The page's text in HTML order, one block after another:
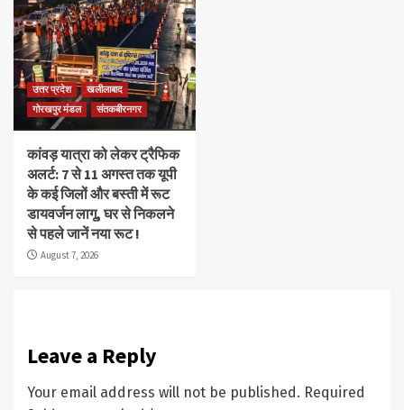
उत्तर प्रदेश
खलीलाबाद
गोरखपुर मंडल
संतकबीरनगर
कांवड़ यात्रा को लेकर ट्रैफिक
अलर्ट: 7 से 11 अगस्त तक यूपी
के कई जिलों और बस्ती में रूट
डायवर्जन लागू, घर से निकलने
से पहले जानें नया रूट !
August 7, 2026
Leave a Reply
Your email address will not be published. Required